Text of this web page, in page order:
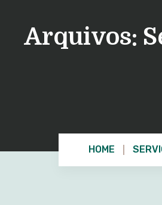
Arquivos:
HOME